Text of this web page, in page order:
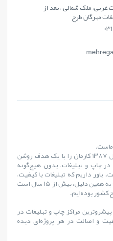
ملک شمالی ، بعد از
ما در چاپ و تبلیغات مهرگان از سال ۱۳۸۷ کارمان را با یک هدف روشن
چاپ و تبلیغات، بدون هیچ‌گونه
داریم که تبلیغات با کیفیت،
شایستهٔ کسب‌وکارهای موفق است؛ به همین دلیل، بیش از ۱۵ سال است
کشور بوده‌ایم.
مراکز چاپ و تبلیغات در
و اصالت در هر پروژه‌ای دیده